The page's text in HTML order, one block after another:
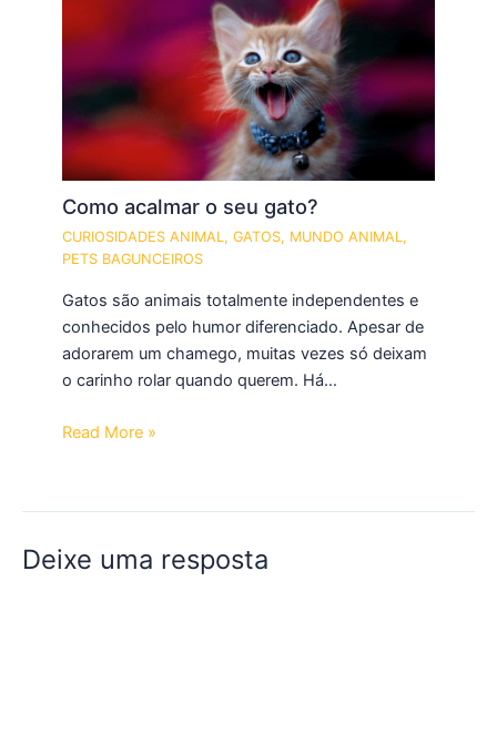
Como acalmar o seu gato?
CURIOSIDADES ANIMAL,GATOS, MUNDO ANIMAL,
PETS BAGUNCEIROS
Gatos são animais totalmente independentes e
conhecidos pelo humor diferenciado. Apesar de
adorarem um chamego, muitas vezes só deixam
o carinho rolar quando querem. Há…
Read More »
Deixe uma resposta